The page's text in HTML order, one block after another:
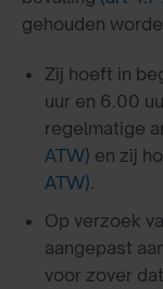
gehouden
Zij hoeft in
uur en 6.00
regelmatige
ATW) en zij
ATW).
Op verzoek
aangepast
voor zover